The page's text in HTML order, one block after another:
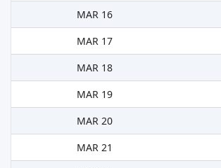
MAR 16
MAR 17
MAR 18
MAR 19
MAR 20
MAR 21